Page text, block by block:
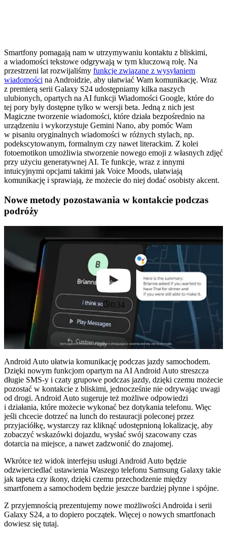
Smartfony pomagają nam w utrzymywaniu kontaktu z bliskimi,
a wiadomości tekstowe odgrywają w tym kluczową rolę. Na
przestrzeni lat rozwijaliśmy funkcje związane z wysyłaniem
wiadomości na Androidzie, aby ułatwiać Wam komunikację. Wraz
z premierą serii Galaxy S24 udostępniamy kilka naszych
ulubionych, opartych na AI funkcji Wiadomości Google, które do
tej pory były dostępne tylko w wersji beta. Jedną z nich jest
Magiczne tworzenie wiadomości, które działa bezpośrednio na
urządzeniu i wykorzystuje Gemini Nano, aby pomóc Wam
w pisaniu oryginalnych wiadomości w różnych stylach, np.
podekscytowanym, formalnym czy nawet literackim. Z kolei
fotoemotikon umożliwia stworzenie nowego emoji z własnych zdjęć
przy użyciu generatywnej AI. Te funkcje, wraz z innymi
intuicyjnymi opcjami takimi jak Voice Moods, ułatwiają
komunikację i sprawiają, że możecie do niej dodać osobisty akcent.
Nowe metody pozostawania w kontakcie podczas
podróży
0:34
Android Auto ułatwia komunikację podczas jazdy samochodem.
Dzięki nowym funkcjom opartym na AI Android Auto streszcza
długie SMS-y i czaty grupowe podczas jazdy, dzięki czemu możecie
pozostać w kontakcie z bliskimi, jednocześnie nie odrywając uwagi
od drogi. Android Auto sugeruje też możliwe odpowiedzi
i działania, które możecie wykonać bez dotykania telefonu. Więc
jeśli chcecie dotrzeć na lunch do restauracji poleconej przez
przyjaciółkę, wystarczy raz kliknąć udostępnioną lokalizację, aby
zobaczyć wskazówki dojazdu, wysłać swój szacowany czas
dotarcia na miejsce, a nawet zadzwonić do znajomej.
Wkrótce też widok interfejsu usługi Android Auto będzie
odzwierciedlać ustawienia Waszego telefonu Samsung Galaxy takie
jak tapeta czy ikony, dzięki czemu przechodzenie między
smartfonem a samochodem będzie jeszcze bardziej płynne i spójne.
Z przyjemnością prezentujemy nowe możliwości Androida i serii
Galaxy S24, a to dopiero początek. Więcej o nowych smartfonach
dowiesz się tutaj.